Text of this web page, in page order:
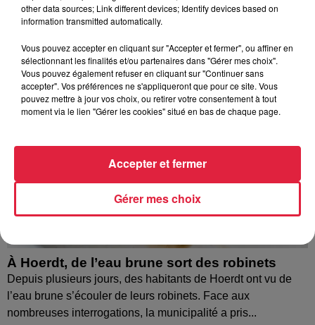
À Hoerdt, de l’eau brune sort des robinets
Depuis plusieurs jours, des habitants de Hoerdt ont vu de
l’eau brune s’écouler de leurs robinets. Face aux
nombreuses interrogations, la municipalité a pris...
other data sources; Link different devices; Identify devices based on
information transmitted automatically.
Vous pouvez accepter en cliquant sur "Accepter et fermer", ou affiner en
sélectionnant les finalités et/ou partenaires dans "Gérer mes choix".
Vous pouvez également refuser en cliquant sur "Continuer sans
accepter". Vos préférences ne s'appliqueront que pour ce site. Vous
pouvez mettre à jour vos choix, ou retirer votre consentement à tout
moment via le lien "Gérer les cookies" situé en bas de chaque page.
Gérer mes choix
Accepter et fermer